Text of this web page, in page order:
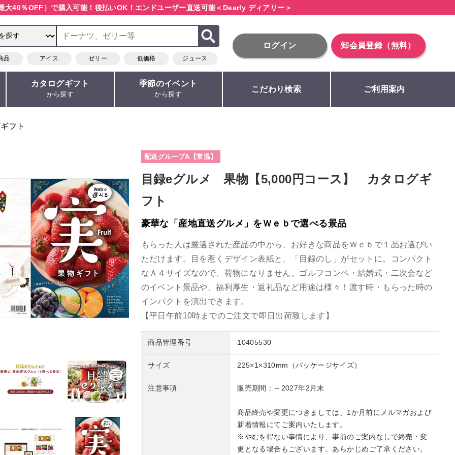
大40％OFF）で購入可能！ 後払いOK！エンドユーザー直送可能＜Dearly ディアリー＞
品 アイス ゼリー 低価格 ジュース
ログイン 卸会員登録（無料）
カタログギフト
から探す
季節のイベント
から探す
こだわり検索 ご利用案内
フト
配送グループA【常温】
目録eグルメ 果物【5,000円コース】 カタログギ
フト
豪華な「産地直送グルメ」をＷｅｂで選べる景品
もらった人は厳選された産品の中から、お好きな商品をＷｅｂで１品お選びい
ただけます。目を惹くデザイン表紙と、「目録のし」がセットに。コンパクト
なＡ４サイズなので、荷物になりません。ゴルフコンペ・結婚式・二次会など
のイベント景品や、福利厚生・返礼品など用途は様々！渡す時・もらった時の
インパクトを演出できます。
【平日午前10時までのご注文で即日出荷致します】
商品管理番号 10405530
サイズ 225×1×310mm（パッケージサイズ）
注意事項 販売期間：～2027年2月末
商品終売や変更につきましては、1か月前にメルマガおよび
新着情報にてご案内いたします。
※やむを得ない事情により、事前のご案内なしで終売・変
更となる場合もございます。あらかじめご了承ください。